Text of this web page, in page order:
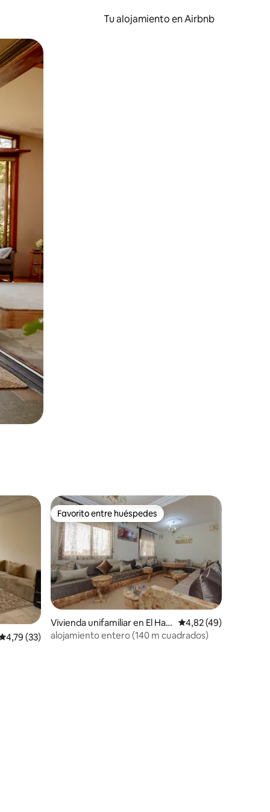
Tu alojamiento en Airbnb
dedo.
promedio: 4,79 de 5. 33 evaluaciones
4,79 (33)
Favorito entre huéspedes
Favorito entre huéspedes
Vivienda unifamiliar en El Haje
b
Calificación
4,82 (49)
alojamiento entero (140 m cuadrados)